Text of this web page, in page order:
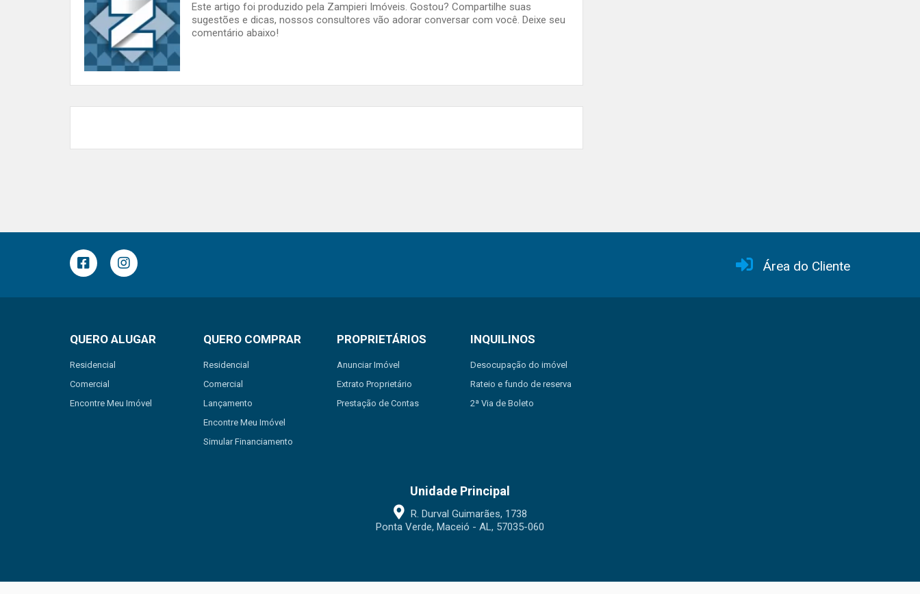
Este artigo foi produzido pela Zampieri Imóveis. Gostou? Compartilhe suas
sugestões e dicas, nossos consultores vão adorar conversar com você. Deixe seu
comentário abaixo!
Área do Cliente
QUERO ALUGAR
Residencial
Comercial
Encontre Meu Imóvel
QUERO COMPRAR
Residencial
Comercial
Lançamento
Encontre Meu Imóvel
Simular Financiamento
PROPRIETÁRIOS
Anunciar Imóvel
Extrato Proprietário
Prestação de Contas
INQUILINOS
Desocupação do imóvel
Rateio e fundo de reserva
2ª Via de Boleto
Unidade Principal
R. Durval Guimarães, 1738
Ponta Verde, Maceió - AL, 57035-060